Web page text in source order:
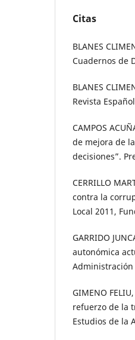
Citas
BLANES
Cuadernos de
BLANES
Revista
CAMPOS
de mejora de
decisiones”.
CERRILLO
contra la
Local 2011,
GARRIDO
autonómica
Administración
GIMENO
refuerzo de la
Estudios de la